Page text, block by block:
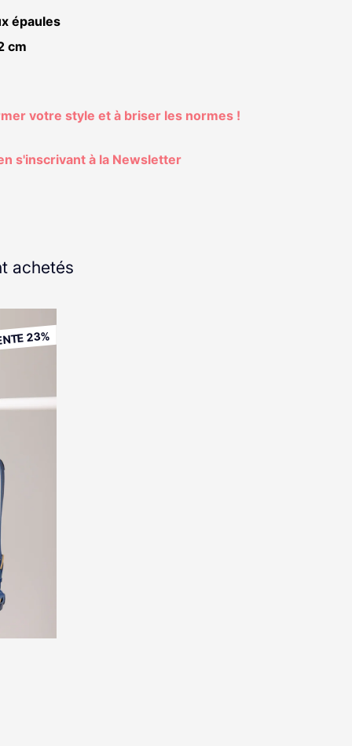
épaules
cm
votre style et à briser les normes !
s'inscrivant à la Newsletter
achetés
23%